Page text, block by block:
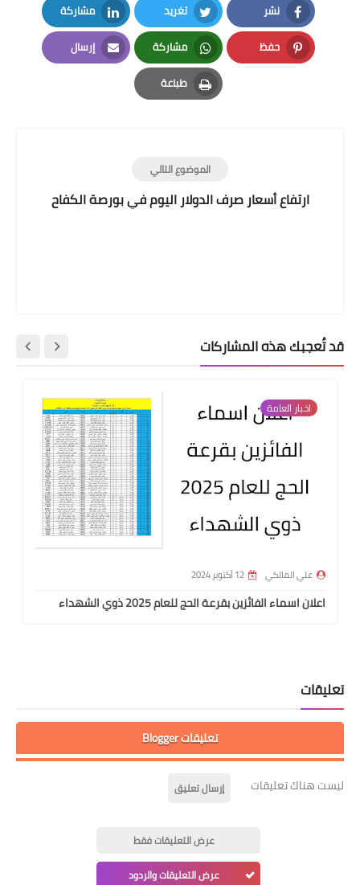
نشر
Facebook
تغريد
Twitter
مشاركة
LinkedIn
حفظ
Pinterest
مشاركة
Whatsapp
إرسال
Email
طباعة
Print
الموضوع التالي
ارتفاع أسعار صرف الدولار اليوم في بورصة الكفاح
قد تُعجبك هذه المشاركات
اخبار العامة
علي المالكي 12 أكتوبر 2024
اعلان اسماء الفائزين بقرعة الحج للعام 2025 ذوي الشهداء
تعليقات
تعليقات Blogger
ليست هناك تعليقات إرسال تعليق
عرض التعليقات فقط
عرض التعليقات والردود